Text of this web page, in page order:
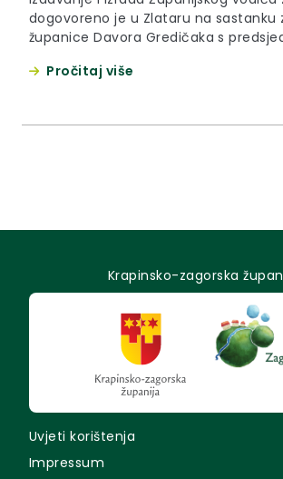
dogovoreno je u Zlataru na sastanku zamjenika
županice Davora Gredičaka s
će Krapinsko – zagorska županija
Pročitaj više
Krapinsko-zagorska
Uvjeti korištenja
Impressum